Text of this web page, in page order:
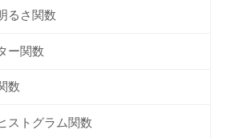
るさ関数
ー関数
数
ストグラム関数